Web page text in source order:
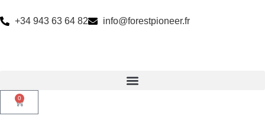
+34 943 63 64 82 info@forestpioneer.fr
0